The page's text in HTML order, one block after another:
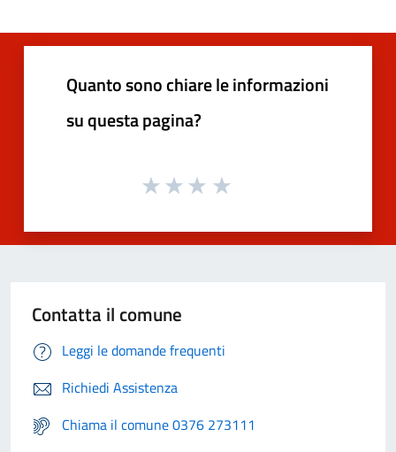
Quanto sono chiare le informazioni
su questa pagina?
Contatta il comune
Leggi le domande frequenti
Richiedi Assistenza
Chiama il comune 0376 273111